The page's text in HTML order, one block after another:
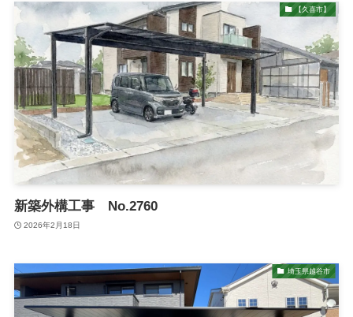
【久喜市】
新築外構工事 No.2760
2026年2月18日
埼玉県越谷市